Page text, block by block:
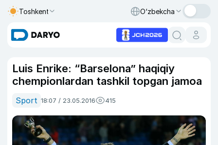
Toshkent O‘zbekcha
Luis Enrike: “Barselona” haqiqiy
chempionlardan tashkil topgan jamoa
Sport 18:07 / 23.05.2016 415